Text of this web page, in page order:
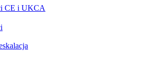
CE i UKCA